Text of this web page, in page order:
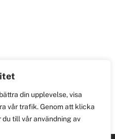
din upplevelse, visa
vår trafik. Genom att klicka
till vår användning av